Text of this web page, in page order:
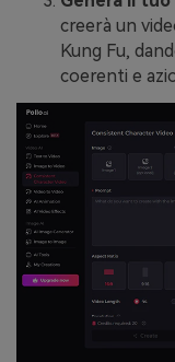
creerà un
Kung Fu,
coerenti e